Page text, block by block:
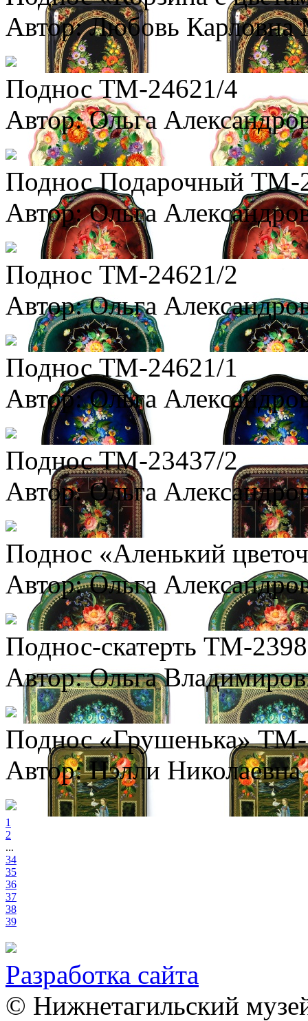
Автор: Любовь Карловна
Поднос ТМ-24621/4
Автор: Ольга
Поднос Подарочный ТМ-
Автор: Ольга
Поднос ТМ-24621/2
Автор: Ольга
Поднос ТМ-24621/1
Автор: Ольга
Поднос ТМ-23437/2
Автор: Ольга
Поднос «Аленький
Автор: Ольга
Поднос-скатерть ТМ-
Автор: Ольга
Поднос «Грушенька»
Автор: Нэлли
1
2
...
34
35
36
37
38
39
Разработка сайта
© Нижнетагильский